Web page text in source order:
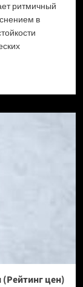
ритмичный
в
(Рейтинг цен)